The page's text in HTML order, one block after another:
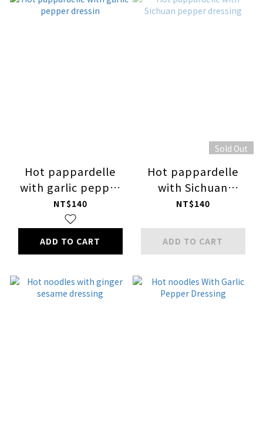
Hot pappardelle
with garlic pepper
dressin
NT$140
ADD TO CART
Sold Out
Hot pappardelle
with Sichuan
pepper dressing
NT$140
ADD TO CART